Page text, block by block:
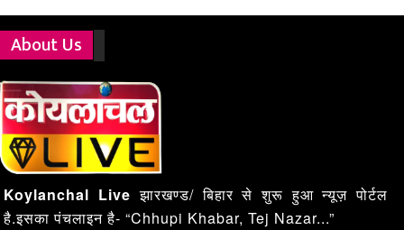
About Us
Koylanchal Live झारखण्ड/ बिहार से शुरू हुआ न्यूज़ पोर्टल
है.इसका पंचलाइन है- “Chhupi Khabar, Tej Nazar...”